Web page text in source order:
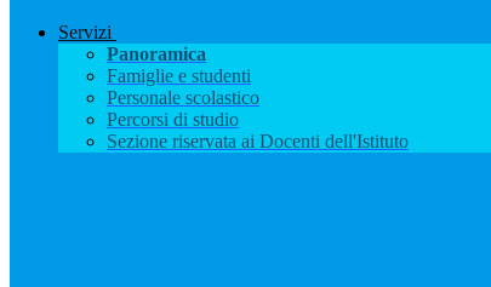
Servizi
Panoramica
Famiglie e studenti
Personale scolastico
Percorsi di studio
Sezione riservata ai Docenti dell'Istituto